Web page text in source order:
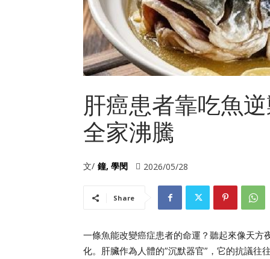
肝癌患者靠吃魚
全家沸騰
文/ 鐘, 學閔 2026/05/28
Share
一條魚能改變癌症患者的命運？聽起來像天
化。肝臟作為人體的”沉默器官”，它的抗議往